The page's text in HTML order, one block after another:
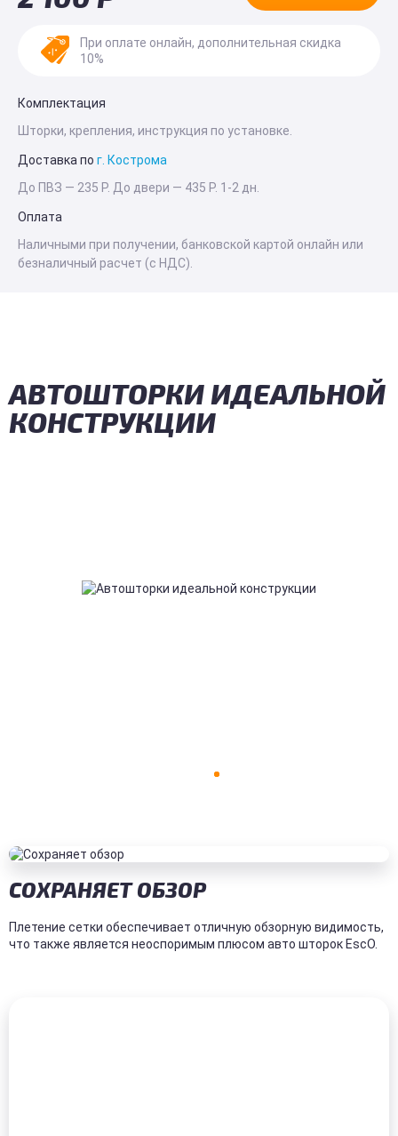
При оплате онлайн, дополнительная скидка
10%
Комплектация
Шторки, крепления, инструкция по установке.
Доставка по г. Кострома
До ПВЗ — 235 Р. До двери — 435 Р. 1-2 дн.
Оплата
Наличными при получении, банковской картой онлайн или
безналичный расчет (с НДС).
АВТОШТОРКИ ИДЕАЛЬНОЙ
КОНСТРУКЦИИ
СОХРАНЯЕТ ОБЗОР
Плетение сетки обеспечивает отличную обзорную видимость,
что также является неоспоримым плюсом авто шторок EscO.